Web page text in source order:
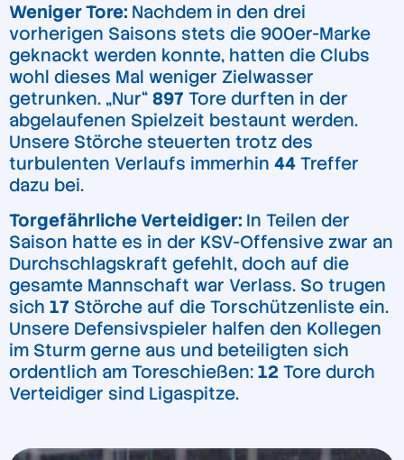
Weniger Tore: Nachdem in den drei
vorherigen Saisons stets die 900er-Marke
geknackt werden konnte, hatten die Clubs
wohl dieses Mal weniger Zielwasser
getrunken. „Nur“ 897 Tore durften in der
abgelaufenen Spielzeit bestaunt werden.
Unsere Störche steuerten trotz des
turbulenten Verlaufs immerhin 44 Treffer
dazu bei.
Torgefährliche Verteidiger: In Teilen der
Saison hatte es in der KSV-Offensive zwar an
Durchschlagskraft gefehlt, doch auf die
gesamte Mannschaft war Verlass. So trugen
sich 17 Störche auf die Torschützenliste ein.
Unsere Defensivspieler halfen den Kollegen
im Sturm gerne aus und beteiligten sich
ordentlich am Toreschießen: 12 Tore durch
Verteidiger sind Ligaspitze.